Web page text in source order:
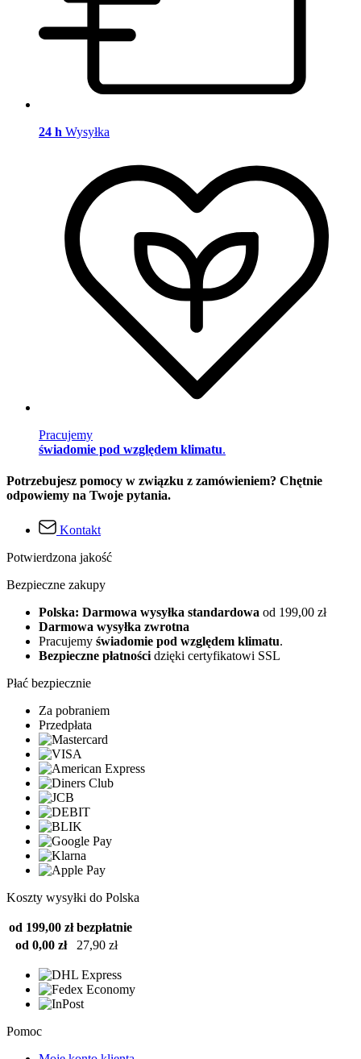
24 h Wysyłka
Pracujemy
świadomie pod względem klimatu.
Potrzebujesz pomocy w związku z zamówieniem? Chętnie
odpowiemy na Twoje pytania.
Kontakt
Potwierdzona jakość
Bezpieczne zakupy
Polska: Darmowa wysyłka standardowa od 199,00 zł
Darmowa wysyłka zwrotna
Pracujemy świadomie pod względem klimatu.
Bezpieczne płatności dzięki certyfikatowi SSL
Płać bezpiecznie
Za pobraniem
Przedpłata
Koszty wysyłki do Polska
od 199,00 zł bezpłatnie
od 0,00 zł
27,90 zł
Pomoc